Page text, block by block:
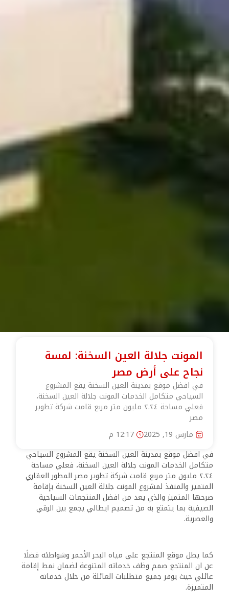
المونت جلالة العين السخنة: لمسة
نجاح على أرض مصر
في افضل موقع بمدينة العين السخنة يقع المشروع
السياحي متكامل الخدمات المونت جلالة العين السخنة،
فعلي مساحة ٢.٢٤ مليون متر مربع قامت شركة تطوير
مصر
مارس 19, 2025
12:17 م
في افضل موقع بمدينة العين السخنة يقع المشروع السياحي
متكامل الخدمات المونت جلالة العين السخنة، فعلي مساحة
٢.٢٤ مليون متر مربع قامت شركة تطوير مصر المطور العقاري
المتميز والمنفذ لمشروع المونت جلالة العين السخنة بإقامة
صرحها المتميز والذي يعد من افضل المنتجعات السياحية
الصيفية بما يتمتع به من تصميم ايطالي يجمع بين الرقي
والعصرية.
كما يطل موقع المنتجع على مياه البحر الأحمر وشواطئه فضلًا
عن ان المنتجع صمم وظف خدماته المتنوعة لضمان نمط إقامة
عائلي حيث يوفر جميع متطلبات العائلة من خلال خدماته
المتميزة.